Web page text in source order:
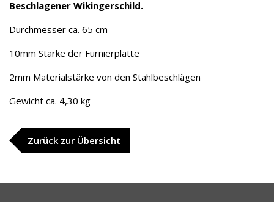
Beschlagener Wikingerschild.
Durchmesser ca. 65 cm
10mm Stärke der Furnierplatte
2mm Materialstärke von den Stahlbeschlägen
Gewicht ca. 4,30 kg
Zurück zur Übersicht